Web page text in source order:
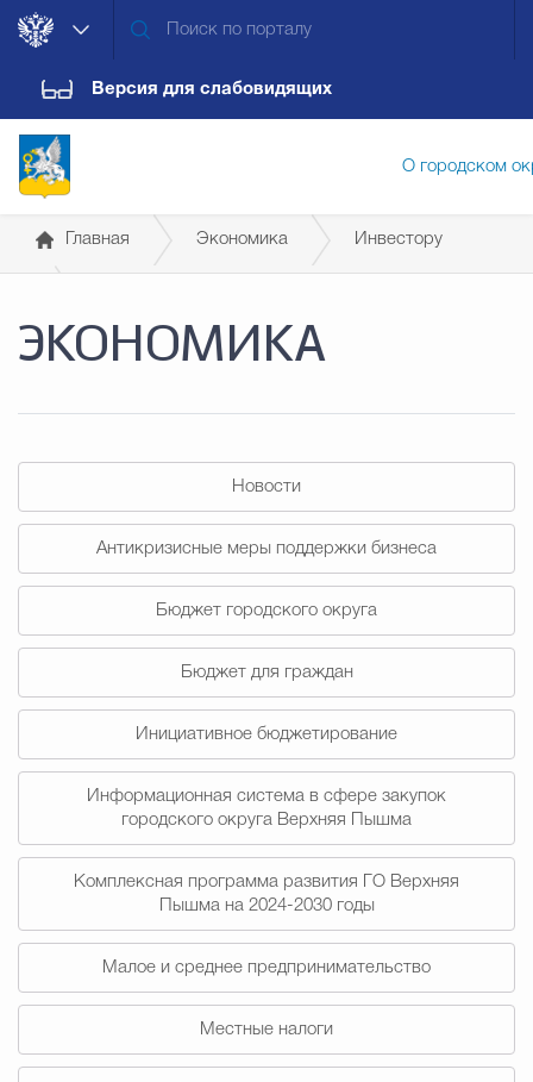
Версия для слабовидящих
О городском
Дума городского округа
Муниципальная
Городская среда
Экономика
Счётная палата Городского
Главная Экономика Инвестору
ЭКОНОМИКА
Новости
Антикризисные меры поддержки бизнеса
Бюджет городского округа
Бюджет для граждан
Инициативное бюджетирование
Информационная система в сфере закупок
городского округа Верхняя Пышма
Комплексная программа развития ГО Верхняя
Пышма на 2024-2030 годы
Малое и среднее предпринимательство
Местные налоги